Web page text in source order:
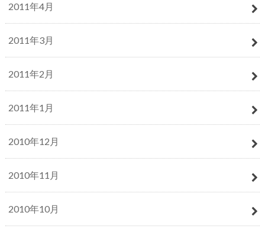
2011年4月
2011年3月
2011年2月
2011年1月
2010年12月
2010年11月
2010年10月